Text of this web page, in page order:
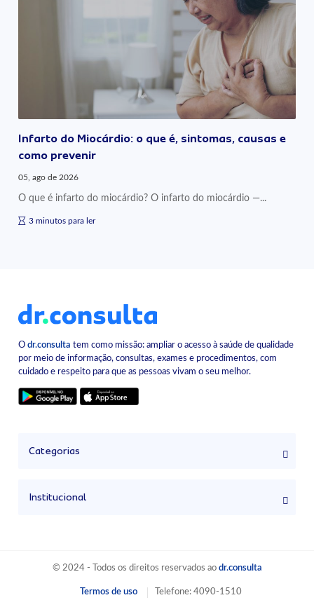
Infarto do Miocárdio: o que é, sintomas, causas e
como prevenir
05, ago de 2026
O que é infarto do miocárdio? O infarto do miocárdio —...
3 minutos para ler
Odr.consulta tem como missão: ampliar o acesso à saúde de qualidade
por meio de informação, consultas, exames e procedimentos, com
cuidado e respeito para que as pessoas vivam o seu melhor.
Categorias
Institucional
© 2024 - Todos os direitos reservados ao dr.consulta
Termos de uso Telefone: 4090-1510